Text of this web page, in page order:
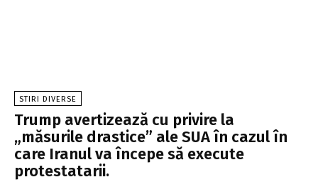
STIRI DIVERSE
Trump avertizează cu privire la
„măsurile drastice” ale SUA în cazul în
care Iranul va începe să execute
protestatarii.